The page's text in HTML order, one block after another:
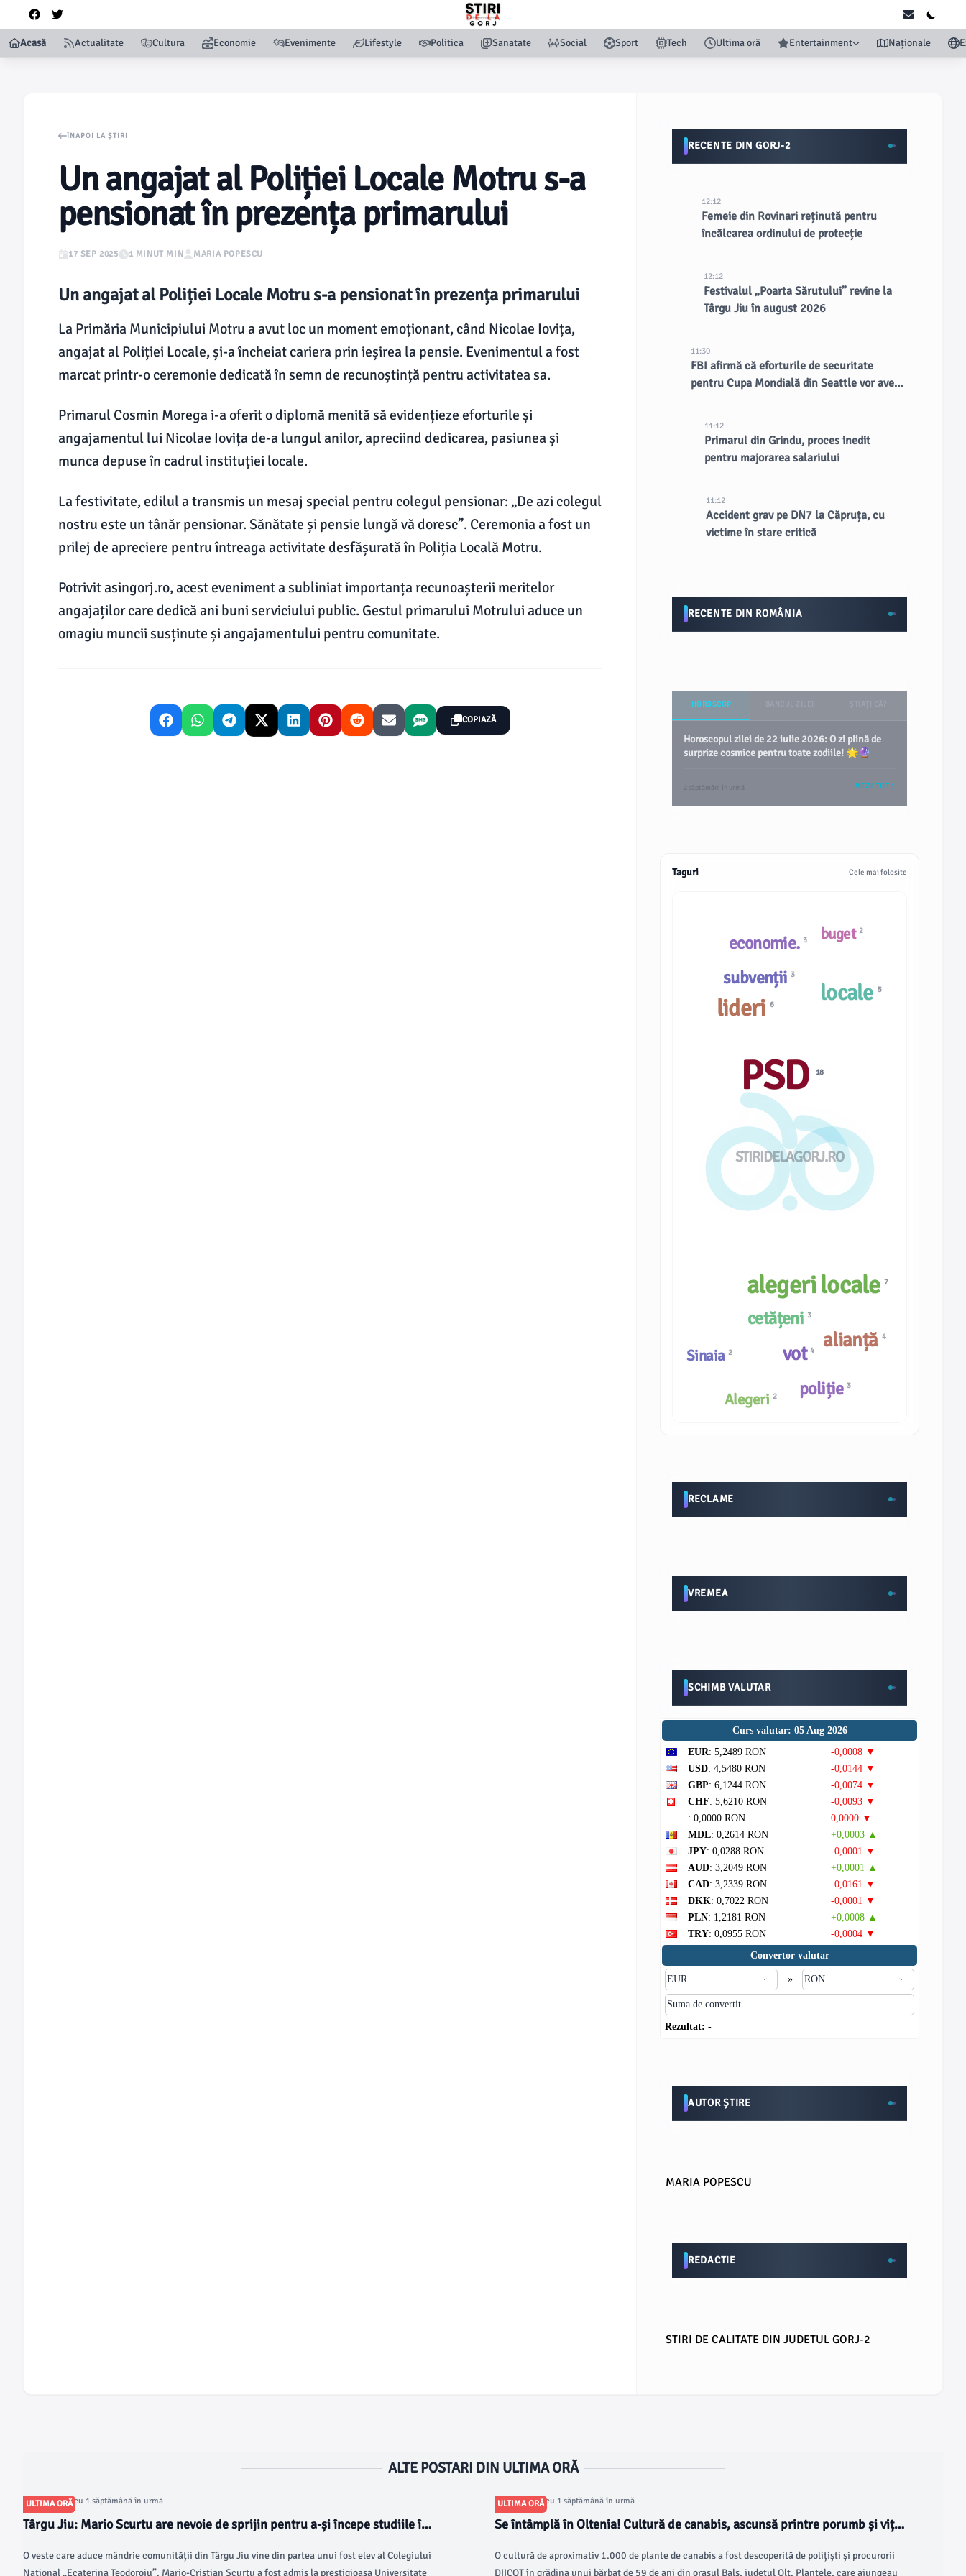
Acasă Actualitate Cultura Economie Evenimente Lifestyle Politica Sanatate Social Sport Tech Ultima oră Entertainment Naționale
ÎNAPOI LA ȘTIRI
Un angajat al Poliției Locale Motru s-a
pensionat în prezența primarului
17 SEP 2025 1 MINUT MIN MARIA POPESCU
Un angajat al Poliției Locale Motru s-a pensionat în prezența primarului
La Primăria Municipiului Motru a avut loc un moment emoționant, când Nicolae Iovița,
angajat al Poliției Locale, și-a încheiat cariera prin ieșirea la pensie. Evenimentul a fost
marcat printr-o ceremonie dedicată în semn de recunoștință pentru activitatea sa.
Primarul Cosmin Morega i-a oferit o diplomă menită să evidențieze eforturile și
angajamentul lui Nicolae Iovița de-a lungul anilor, apreciind dedicarea, pasiunea și
munca depuse în cadrul instituției locale.
La festivitate, edilul a transmis un mesaj special pentru colegul pensionar: „De azi colegul
nostru este un tânăr pensionar. Sănătate și pensie lungă vă doresc”. Ceremonia a fost un
prilej de apreciere pentru întreaga activitate desfășurată în Poliția Locală Motru.
Potrivit asingorj.ro, acest eveniment a subliniat importanța recunoașterii meritelor
angajaților care dedică ani buni serviciului public. Gestul primarului Motrului aduce un
omagiu muncii susținute și angajamentului pentru comunitate.
COPIAZĂ
RECENTE DIN GORJ-2
12:12
Femeie din Rovinari reținută pentru
încălcarea ordinului de protecție
12:12
Festivalul „Poarta Sărutului” revine la
Târgu Jiu în august 2026
11:30
FBI afirmă că eforturile de securitate
pentru Cupa Mondială din Seattle vor avea
11:12
Primarul din Grindu, proces inedit
pentru majorarea salariului
11:12
Accident grav pe DN7 la Căpruța, cu
victime în stare critică
RECENTE DIN ROMÂNIA
HOROSCOP
Horoscopul zilei de 22 iulie 2026: O zi plină de
surprize cosmice pentru toate zodiile! 🌟🔮
2 săptămâni în urmă VEZI TOT
Taguri Cele mai folosite
STIRIDELAGORJ.RO
Alegeri 2
Sinaia 2
locale 5
lideri6
cetățeni 3
buget 2
subvenții 3
alegeri locale7
alianță 4
economie. 3
vot4
poliție 3
PSD 18
RECLAME
VREMEA
SCHIMB VALUTAR
Curs valutar: 05 Aug 2026
EUR: 5,2489 RON
-0,0008 ▼
USD: 4,5480 RON
-0,0144 ▼
GBP: 6,1244 RON
-0,0074 ▼
CHF: 5,6210 RON
-0,0093 ▼
: 0,0000 RON
0,0000 ▼
MDL: 0,2614 RON
+0,0003 ▲
JPY: 0,0288 RON
-0,0001 ▼
AUD: 3,2049 RON
+0,0001 ▲
CAD: 3,2339 RON
-0,0161 ▼
DKK: 0,7022 RON
-0,0001 ▼
PLN: 1,2181 RON
+0,0008 ▲
TRY: 0,0955 RON
-0,0004 ▼
Convertor valutar
»
Rezultat: -
AUTOR ȘTIRE
MARIA POPESCU
REDACTIE
STIRI DE CALITATE DIN JUDETUL GORJ-2
ALTE POSTARI DIN ULTIMA ORĂ
ULTIMA ORĂ
Articol postat cu 1 săptămână în urmă
Târgu Jiu: Mario Scurtu are nevoie de sprijin pentru a-și începe studiile în
O veste care aduce mândrie comunității din Târgu Jiu vine din partea unui fost elev al Colegiului
Național „Ecaterina Teodoroiu”. Mario-Cristian Scurtu a fost admis la prestigioasa Universitate
ULTIMA ORĂ
Articol postat cu 1 săptămână în urmă
Se întâmplă în Oltenia! Cultură de canabis, ascunsă printre porumb și viță-
O cultură de aproximativ 1.000 de plante de canabis a fost descoperită de polițiști și procurorii
DIICOT în grădina unui bărbat de 59 de ani din orașul Balș, județul Olt. Plantele, care ajungeau